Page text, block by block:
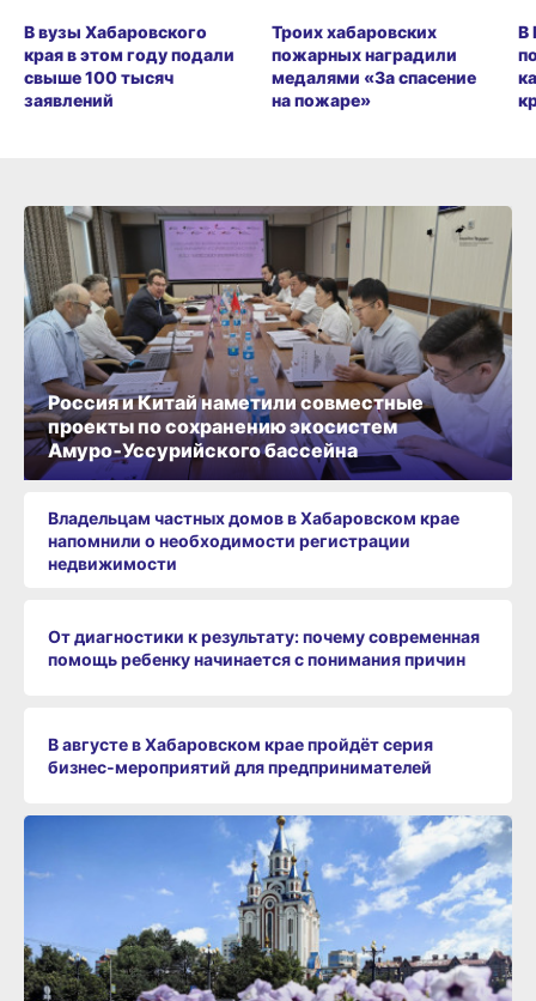
В вузы Хабаровского
края в этом году подали
свыше 100 тысяч
заявлений
Троих хабаровских
пожарных наградили
медалями «За спасение
на пожаре»
В
Россия и Китай наметили совместные
проекты по сохранению экосистем
Амуро‑Уссурийского бассейна
Владельцам частных домов в Хабаровском крае
напомнили о необходимости регистрации
недвижимости
От диагностики к результату: почему современная
помощь ребенку начинается с понимания причин
В августе в Хабаровском крае пройдёт серия
бизнес‑мероприятий для предпринимателей